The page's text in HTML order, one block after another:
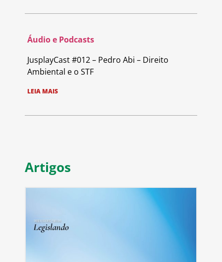
Áudio e Podcasts
JusplayCast #012 – Pedro Abi – Direito
Ambiental e o STF
LEIA MAIS
Artigos